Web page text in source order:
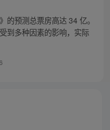
的预测总票房高达 34 亿。
到多种因素的影响，实际